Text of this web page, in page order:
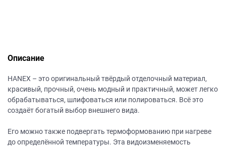
Описание
НANEХ – это оригинальный твёрдый отделочный материал,
красивый, прочный, очень модный и практичный, может легко
обрабатываться, шлифоваться или полироваться. Всё это
создаёт богатый выбор внешнего вида.
Его можно также подвергать термоформованию при нагреве
до определённой температуры. Эта видоизменяемость